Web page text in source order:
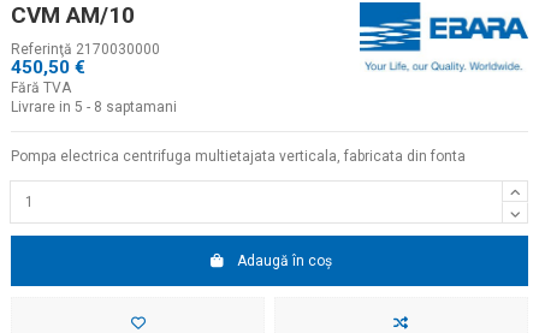
CVM AM/10
Referinţă 2170030000
450,50 €
Fără TVA
Livrare in 5 - 8 saptamani
Pompa electrica centrifuga multietajata verticala, fabricata din fonta
Adaugă în coș